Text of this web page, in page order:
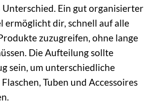
Unterschied. Ein gut organisierter
ermöglicht dir, schnell auf alle
zuzugreifen, ohne lange
Die Aufteilung sollte
sein, um unterschiedliche
Tuben und Accessoires